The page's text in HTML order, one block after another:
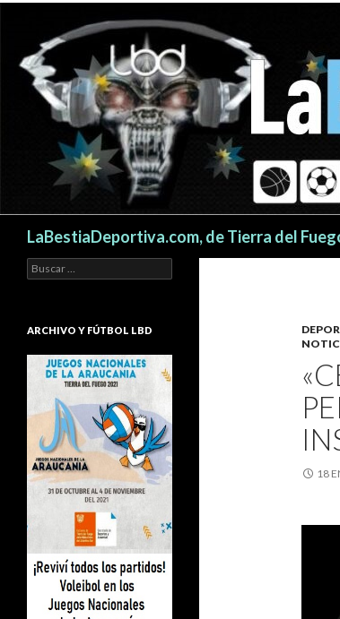
LaBestiaDeportiva.com, de Tierra del
18
Buscar:
ARCHIVO Y FÚTBOL LBD